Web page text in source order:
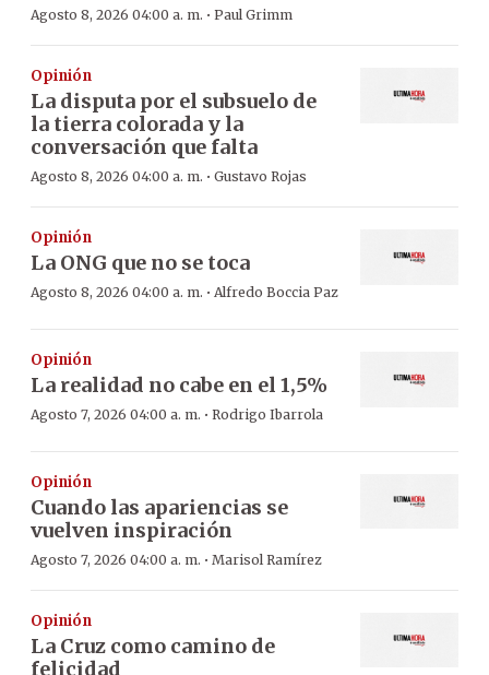
Agosto 8, 2026 04:00 a. m. · Paul Grimm
Opinión
La disputa por el subsuelo de
la tierra colorada y la
conversación que falta
Agosto 8, 2026 04:00 a. m. · Gustavo Rojas
Opinión
La ONG que no se toca
Agosto 8, 2026 04:00 a. m. · Alfredo Boccia Paz
Opinión
La realidad no cabe en el 1,5%
Agosto 7, 2026 04:00 a. m. · Rodrigo Ibarrola
Opinión
Cuando las apariencias se
vuelven inspiración
Agosto 7, 2026 04:00 a. m. · Marisol Ramírez
Opinión
La Cruz como camino de
felicidad